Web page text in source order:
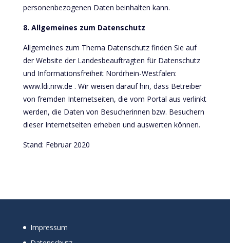
personenbezogenen Daten beinhalten kann.
8. Allgemeines zum Datenschutz
Allgemeines zum Thema Datenschutz finden Sie auf
der Website der Landesbeauftragten für Datenschutz
und Informationsfreiheit Nordrhein-Westfalen:
www.ldi.nrw.de . Wir weisen darauf hin, dass Betreiber
von fremden Internetseiten, die vom Portal aus verlinkt
werden, die Daten von Besucherinnen bzw. Besuchern
dieser Internetseiten erheben und auswerten können.
Stand: Februar 2020
Impressum